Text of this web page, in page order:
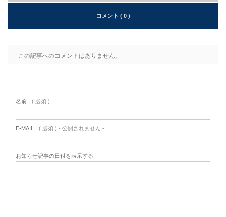
コメント ( 0 )
この記事へのコメントはありません。
名前 ( 必須 )
E-MAIL ( 必須 ) - 公開されません -
お知らせ記事の日付を表示する